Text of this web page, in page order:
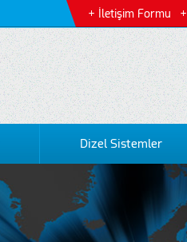
İletişim Formu
Dizel Sistemler